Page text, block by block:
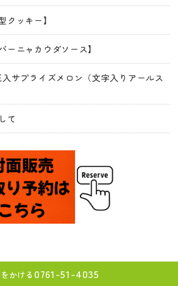
クッキー】
ーニャカウダソース】
入サプライズメロン（文字入りアールス
て
かける 0761-51-4035